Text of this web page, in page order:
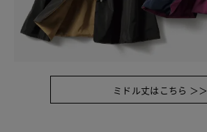
ミドル丈はこちら ＞＞